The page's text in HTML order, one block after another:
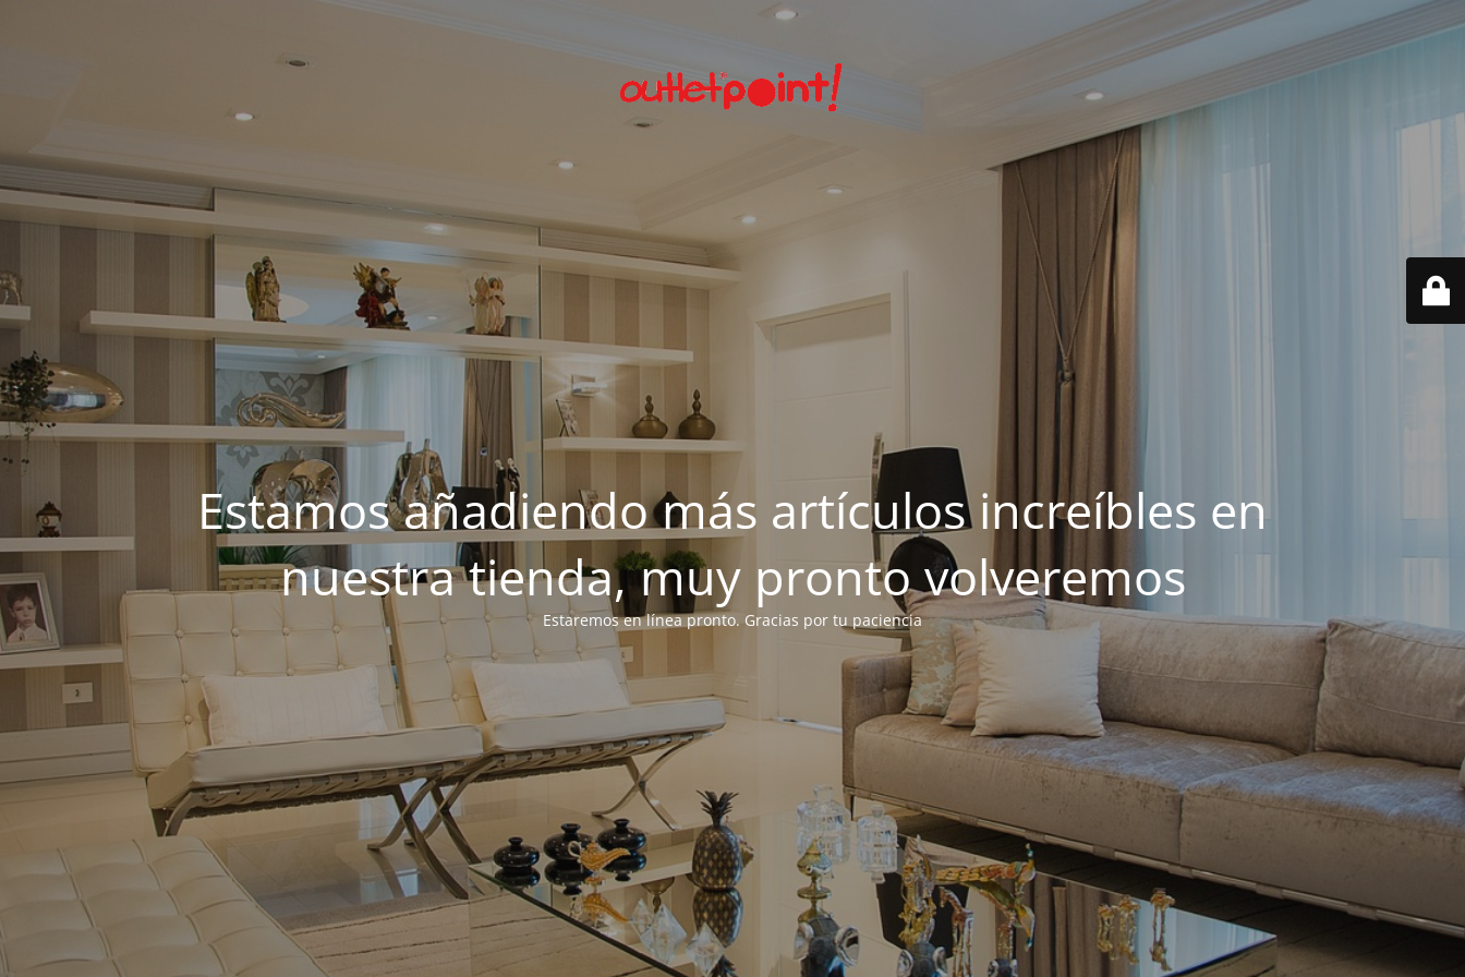
Estamos añadiendo más artículos increíbles en
nuestra tienda, muy pronto volveremos
Estaremos en línea pronto. Gracias por tu paciencia